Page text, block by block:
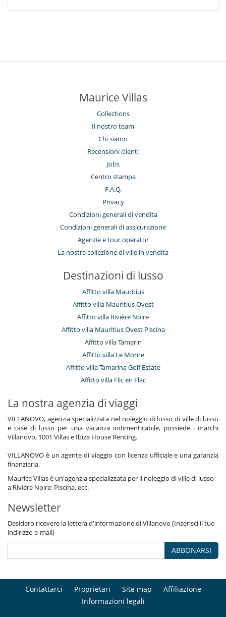
Maurice Villas
Collections
Il nostro team
Chi siamo
Recensioni clienti
Jobs
Centro stampa
F.A.Q.
Privacy
Condizioni generali di vendita
Condizioni generali di assicurazione
Agenzie e tour operator
La nostra collezione di ville in vendita
Destinazioni di lusso
Affitto villa Mauritius
Affitto villa Mauritius Ovest
Affitto villa Rivière Noire
Affitto villa Mauritius Ovest Piscina
Affitto villa Tamarin
Affitto villa Le Morne
Affitto villa Tamarina Golf Estate
Affitto villa Flic en Flac
La nostra agenzia di viaggi
VILLANOVO, agenzia specializzata nel noleggio di lusso di ville di lusso
e case di lusso per una vacanza indimenticabile, possiede i marchi
Villanovo, 1001 Villas e Ibiza House Renting.
VILLANOVO è un agente di viaggio con licenza ufficiale e una garanzia
finanziaria.
Maurice Villas è un'agenzia specializzata per il noleggio di ville di lusso
a Rivière Noire: Piscina, ecc.
Newsletter
Desidero ricevere la lettera d'informazione di Villanovo (Inserisci il tuo
indirizzo e-mail)
ABBONARSI
Contattarci Proprietari Site map
Affiliazione
Informazioni legali